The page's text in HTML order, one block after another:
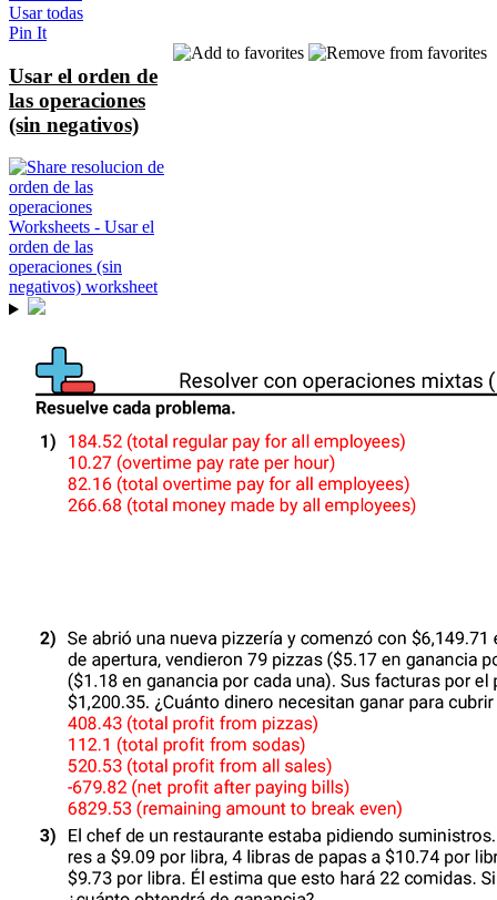
Usar todas
Pin It
Usar el orden de
las operaciones
(sin negativos)